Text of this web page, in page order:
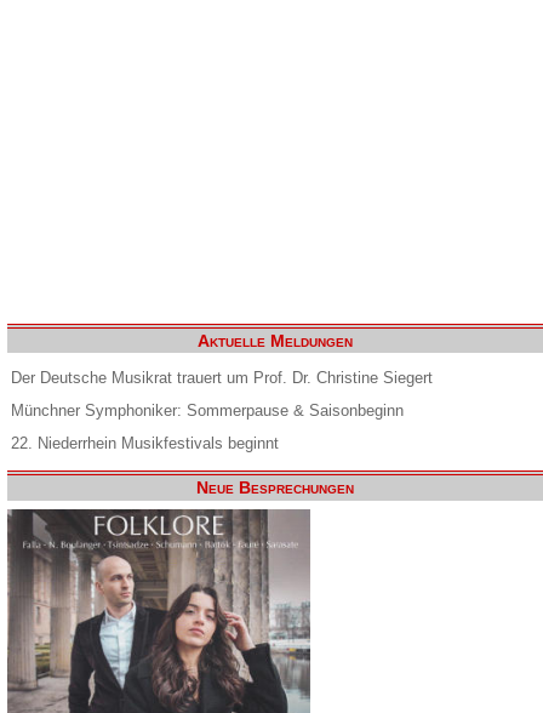
Aktuelle Meldungen
Der Deutsche Musikrat trauert um Prof. Dr. Christine Siegert
Münchner Symphoniker: Sommerpause & Saisonbeginn
22. Niederrhein Musikfestivals beginnt
Neue Besprechungen